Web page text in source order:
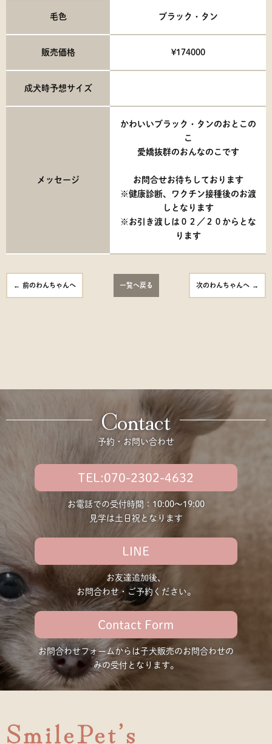
毛色 ブラック・タン
販売価格 ¥174000
成犬時予想サイズ
メッセージ
かわいいブラック・タンのおとこの
こ
愛嬌抜群のおんなのこです
お問合せお待ちしております
※健康診断、ワクチン接種後のお渡
しとなります
※お引き渡しは０２／２０からとな
ります
前のわんちゃんへ 一覧へ戻る 次のわんちゃんへ
Contact
予約・お問い合わせ
TEL:070-2302-4632
お電話での受付時間：10:00〜19:00
見学は土日祝となります
LINE
お友達追加後、
お問合わせ・ご予約ください。
Contact Form
お問合わせフォームからは子犬販売のお問合わせの
みの受付となります。